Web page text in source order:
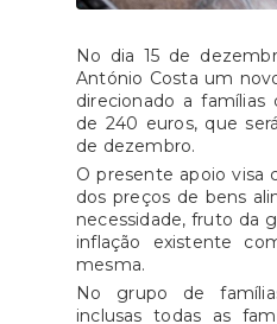
No dia 15 de
António Costa um
direcionado a famílias
de 240 euros, que
de dezembro.
O presente apoio visa
dos preços de bens
necessidade, fruto da
inflação existente
mesma.
No grupo de
inclusas todas as